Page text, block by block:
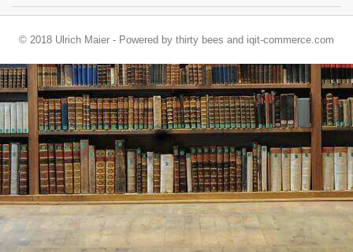
© 2018 Ulrich Maier - Powered by thirty bees and iqit-commerce.com